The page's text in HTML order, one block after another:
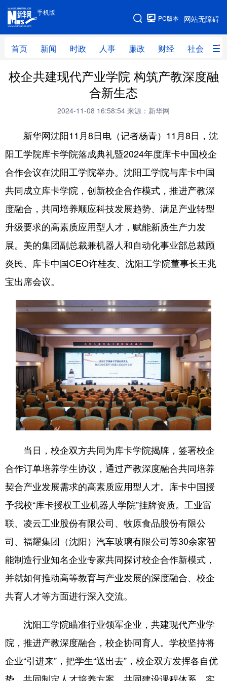
手机版
网站无障碍
PC版本
首页 新闻 时政 人事 廉政 财经 社会 科
手机版
网站地图
首页 新闻 时政 人事
财经 社会
体育 视频 直播 无人机
地方频道
辽宁 吉林 上海 江苏
浙江 安徽 福建 江西
山东 河南 湖北 湖南
广东
四川 贵州 云南 西藏
陕西 甘肃 青海 宁夏
新疆 内蒙古 黑龙江
多语种频道
English Español Français عربى
Русский язык 日本語 한국어
Deutsch Português
校企共建现代产业学院 构筑产教深度融
合新生态
2024-11-08 16:58:54 来源：新华网
新华网沈阳11月8日电（记者杨青）11月8日，沈
阳工学院库卡学院落成典礼暨2024年度库卡中国校企
合作会议在沈阳工学院举办。沈阳工学院与库卡中国
共同成立库卡学院，创新校企合作模式，推进产教深
度融合，共同培养顺应科技发展趋势、满足产业转型
升级要求的高素质应用型人才，赋能新质生产力发
展。美的集团副总裁兼机器人和自动化事业部总裁顾
炎民、库卡中国CEO许桂友、沈阳工学院董事长王兆
宝出席会议。
当日，校企双方共同为库卡学院揭牌，签署校企
合作订单培养学生协议，通过产教深度融合共同培养
契合产业发展需求的高素质应用型人才。库卡中国授
予我校“库卡授权工业机器人学院”挂牌资质。工业富
联、凌云工业股份有限公司、牧原食品股份有限公
司、福耀集团（沈阳）汽车玻璃有限公司等30余家智
能制造行业知名企业专家共同探讨校企合作新模式，
并就如何推动高等教育与产业发展的深度融合、校企
共育人才等方面进行深入交流。
沈阳工学院瞄准行业领军企业，共建现代产业学
院，推进产教深度融合，校企协同育人。学校坚持将
企业“引进来”，把学生“送出去”，校企双方发挥各自优